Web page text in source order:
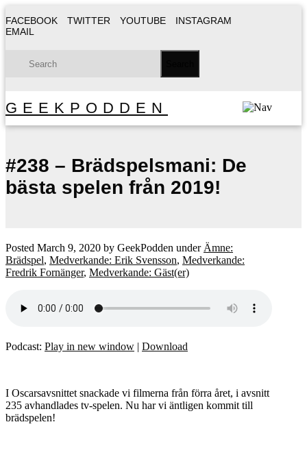
FACEBOOK TWITTER YOUTUBE
INSTAGRAM
EMAIL
GEEKPODDEN
#238 – Brädspelsmani: De
bästa spelen från 2019!
Posted March 9, 2020 by GeekPodden under Ämne:
Brädspel, Medverkande: Erik Svensson, Medverkande:
Fredrik Fornänger, Medverkande: Gäst(er)
Podcast: Play in new window | Download
I Oscarsavsnittet snackade vi filmerna från förra året, i avsnitt
235 avhandlades tv-spelen. Nu har vi äntligen kommit till
brädspelen!